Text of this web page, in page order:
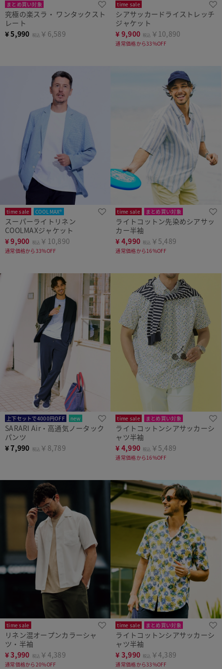
まとめ買い対象
究極の楽スラ・ ワンタックスト
レート
¥5,990 税込 ￥6,589
time sale
シアサッカードライストレッチ
ジャケット
¥ 9,900 税込 ￥10,890
通常価格から33%OFF
time sale COOLMAX®
スーパーライトリネン
COOLMAXジャケット
¥9,900 税込 ￥10,890
通常価格から33%OFF
time sale まとめ買い対象
ライトコットン先染めシアサッ
カー半袖
¥ 4,990 税込 ￥5,489
通常価格から16%OFF
上下セットで4000円OFF new
SARARI Air・高通気ノータック
パンツ
¥7,990 税込 ￥8,789
time sale まとめ買い対象
ライトコットンシアサッカーシ
ャツ半袖
¥ 4,990 税込 ￥5,489
通常価格から16%OFF
time sale
リネン混オープンカラーシャ
ツ・半袖
¥3,990 税込 ￥4,389
通常価格から20%OFF
time sale まとめ買い対象
ライトコットンシアサッカーシ
ャツ半袖
¥ 3,990 税込 ￥4,389
通常価格から33%OFF